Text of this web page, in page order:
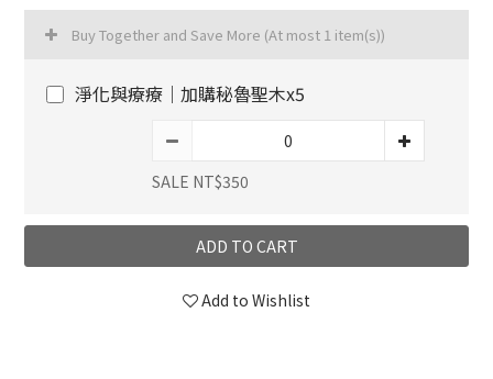
Buy Together and Save More (At most 1 item(s))
淨化與療療｜加購秘魯聖木x5
SALE NT$350
ADD TO CART
Add to Wishlist